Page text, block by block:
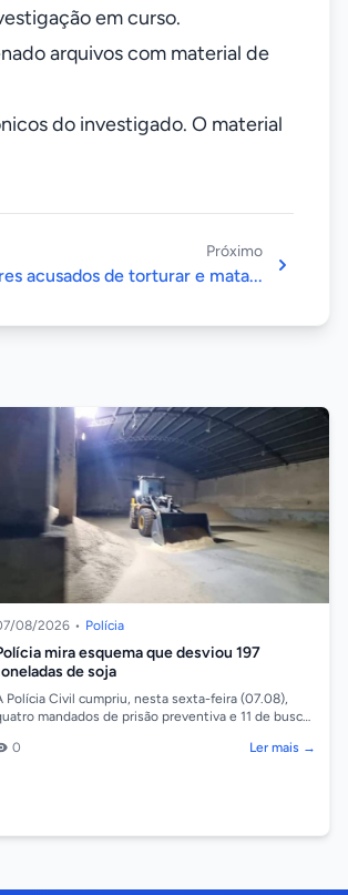
em curso.
arquivos com material de
do investigado. O material
Próximo
acusados de torturar e mata...
08/2026 • Polícia
mira esquema que desviou 197
de soja
Polícia Civil cumpriu, nesta sexta-feira (07.08),
mandados de prisão preventiva e 11 de busca
0
Ler mais →